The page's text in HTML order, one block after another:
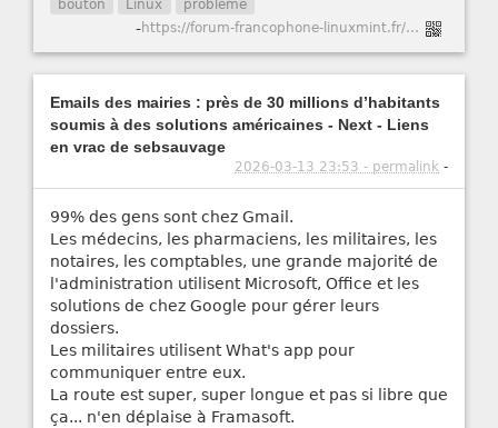
bouton Linux problème
- https://forum-francophone-linuxmint.fr/viewtopic.php?t=21751
Emails des mairies : près de 30 millions d’habitants
soumis à des solutions américaines - Next - Liens
en vrac de sebsauvage
2026-03-13 23:53 - permalink -
99% des gens sont chez Gmail.
Les médecins, les pharmaciens, les militaires, les
notaires, les comptables, une grande majorité de
l'administration utilisent Microsoft, Office et les
solutions de chez Google pour gérer leurs
dossiers.
Les militaires utilisent What's app pour
communiquer entre eux.
La route est super, super longue et pas si libre que
ça... n'en déplaise à Framasoft.